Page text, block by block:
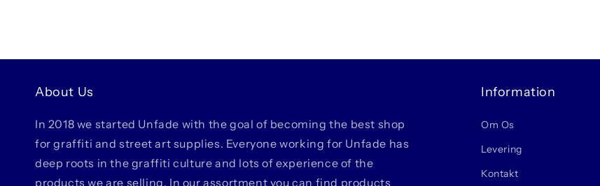
About Us
In 2018 we started Unfade with the goal of becoming the best shop
for graffiti and street art supplies. Everyone working for Unfade has
deep roots in the graffiti culture and lots of experience of the
products we are selling. In our assortment you can find products
Information
Om Os
Levering
Kontakt